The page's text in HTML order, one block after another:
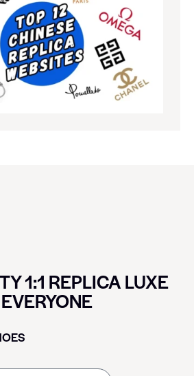
1:1 REPLICA LUXE